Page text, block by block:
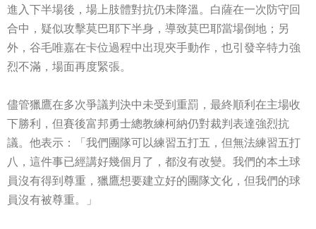
進入下半場後，場上肢體對抗仍未降溫。白薩在一次防守回
合中，疑似攻擊莫巴耶下半身，導致莫巴耶當場倒地；另
外，谷毛唯嘉在卡位過程中出現夾手動作，也引發辛特力強
烈不滿，場面再度緊張。
儘管獵鷹在多次爭議判決中未受到重罰，最終順利在主場收
下勝利，但賽後富邦勇士總教練柯納仍對裁判表達強烈抗
議。他表示：「我們團隊可以練習五打五，但無法練習五打
八，這件事已經講好幾個月了，都沒有改變。我們的本土球
員沒有得到尊重，獵鷹想要建立好的團隊文化，但我們的球
員沒有被尊重。」